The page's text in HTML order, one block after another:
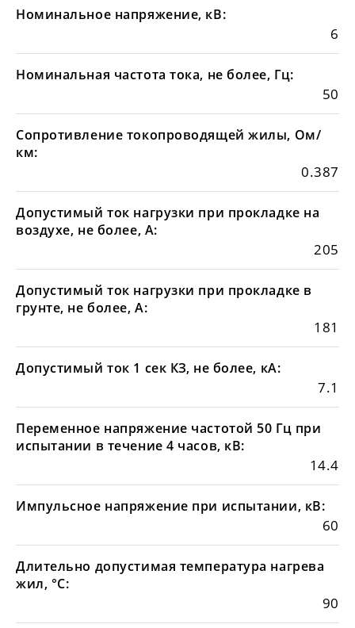
Номинальное напряжение, кВ:
6
Номинальная частота тока, не более, Гц:
50
Сопротивление токопроводящей жилы, Ом/
км:
0.387
Допустимый ток нагрузки при прокладке на
воздухе, не более, А:
205
Допустимый ток нагрузки при прокладке в
грунте, не более, А:
181
Допустимый ток 1 сек КЗ, не более, кА:
7.1
Переменное напряжение частотой 50 Гц при
испытании в течение 4 часов, кВ:
14.4
Импульсное напряжение при испытании, кВ:
60
Длительно допустимая температура нагрева
жил, °С:
90